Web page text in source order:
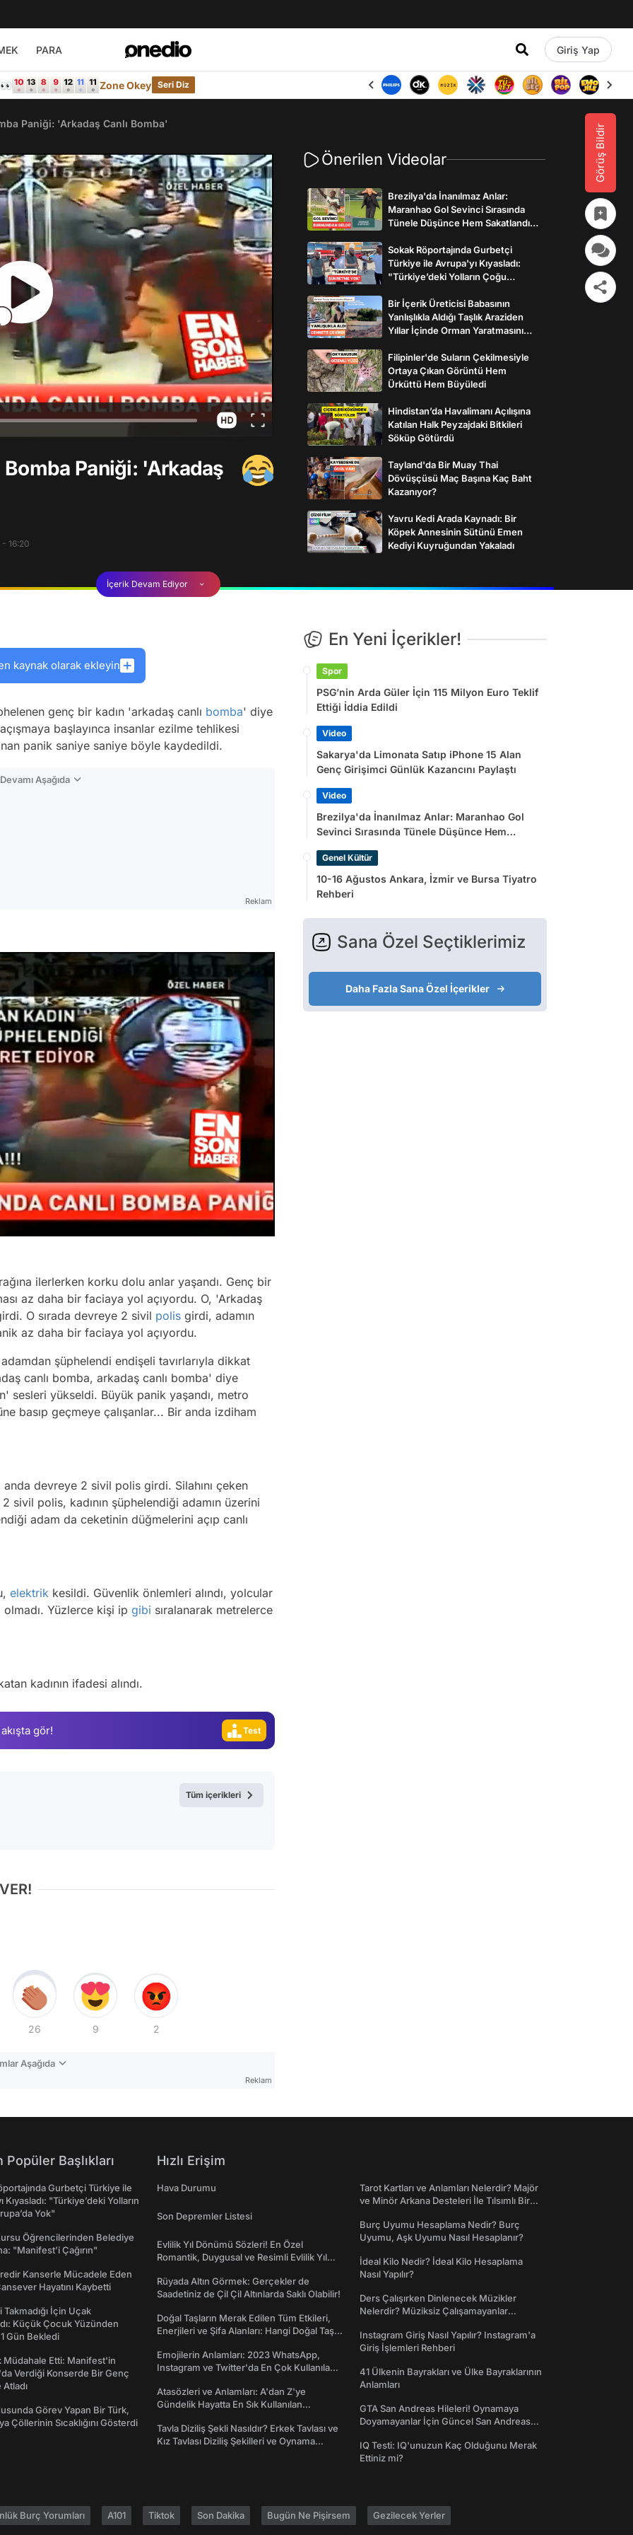
PARA Giriş Yap
Zone Okey Seri Diz
Görüş Bildir
Paniği: 'Arkadaş Canlı Bomba'
Paniği: 'Arkadaş
16:20
Önerilen Videolar
Brezilya'da İnanılmaz Anlar:
Maranhao Gol Sevinci Sırasında
Tünele Düşünce Hem Sakatlandı
Sokak Röportajında Gurbetçi
Türkiye ile Avrupa'yı Kıyasladı:
"Türkiye’deki Yolların Çoğu
Bir İçerik Üreticisi Babasının
Yanlışlıkla Aldığı Taşlık Araziden
Yıllar İçinde Orman Yaratmasını
Filipinler'de Suların Çekilmesiyle
Ortaya Çıkan Görüntü Hem
Ürküttü Hem Büyüledi
Hindistan’da Havalimanı Açılışına
Katılan Halk Peyzajdaki Bitkileri
Söküp Götürdü
Tayland'da Bir Muay Thai
Dövüşçüsü Maç Başına Kaç Baht
Kazanıyor?
Yavru Kedi Arada Kaynadı: Bir
Köpek Annesinin Sütünü Emen
Kediyi Kuyruğundan Yakaladı
İçerik Devam Ediyor
kaynak olarak ekleyin
genç bir kadın 'arkadaş canlı bomba' diye
başlayınca insanlar ezilme tehlikesi
panik saniye saniye böyle kaydedildi.
Aşağıda
Reklam
ilerlerken korku dolu anlar yaşandı. Genç bir
az daha bir faciaya yol açıyordu. O, 'Arkadaş
O sırada devreye 2 sivil polis girdi, adamın
az daha bir faciaya yol açıyordu.
şüphelendi endişeli tavırlarıyla dikkat
canlı bomba, arkadaş canlı bomba' diye
sesleri yükseldi. Büyük panik yaşandı, metro
basıp geçmeye çalışanlar... Bir anda izdiham
devreye 2 sivil polis girdi. Silahını çeken
sivil polis, kadının şüphelendiği adamın üzerini
adam da ceketinin düğmelerini açıp canlı
elektrik kesildi. Güvenlik önlemleri alındı, yolcular
Yüzlerce kişi ip gibi sıralanarak metrelerce
kadının ifadesi alındı.
gör!
Video
Test
Tüm içerikleri
26 9 2
Aşağıda
Reklam
En Yeni İçerikler!
Spor
PSG’nin Arda Güler İçin 115 Milyon Euro Teklif
Ettiği İddia Edildi
Video
Sakarya'da Limonata Satıp iPhone 15 Alan
Genç Girişimci Günlük Kazancını Paylaştı
Video
Brezilya'da İnanılmaz Anlar: Maranhao Gol
Sevinci Sırasında Tünele Düşünce Hem
Genel Kültür
10-16 Ağustos Ankara, İzmir ve Bursa Tiyatro
Rehberi
Sana Özel Seçtiklerimiz
Daha Fazla Sana Özel İçerikler
Popüler Başlıkları
Gurbetçi Türkiye ile
Kıyasladı: "Türkiye’deki Yolların
Yok"
Öğrencilerinden Belediye
"Manifest’i Çağırın"
Kanserle Mücadele Eden
Hayatını Kaybetti
İçin Uçak
Küçük Çocuk Yüzünden
Gün Bekledi
Müdahale Etti: Manifest'in
Verdiği Konserde Bir Genç
Görev Yapan Bir Türk,
Çöllerinin Sıcaklığını Gösterdi
Hızlı Erişim
Hava Durumu
Son Depremler Listesi
Evlilik Yıl Dönümü Sözleri! En Özel
Romantik, Duygusal ve Resimli Evlilik Yıl
Rüyada Altın Görmek: Gerçekler de
Saadetiniz de Çil Çil Altınlarda Saklı Olabilir!
Doğal Taşların Merak Edilen Tüm Etkileri,
Enerjileri ve Şifa Alanları: Hangi Doğal Taş
Emojilerin Anlamları: 2023 WhatsApp,
Instagram ve Twitter'da En Çok Kullanılan
Atasözleri ve Anlamları: A'dan Z'ye
Gündelik Hayatta En Sık Kullanılan
Tavla Diziliş Şekli Nasıldır? Erkek Tavlası ve
Kız Tavlası Diziliş Şekilleri ve Oynama
Tarot Kartları ve Anlamları Nelerdir? Majör
ve Minör Arkana Desteleri İle Tılsımlı Bir
Burç Uyumu Hesaplama Nedir? Burç
Uyumu, Aşk Uyumu Nasıl Hesaplanır?
İdeal Kilo Nedir? İdeal Kilo Hesaplama
Nasıl Yapılır?
Ders Çalışırken Dinlenecek Müzikler
Nelerdir? Müziksiz Çalışamayanlar
Instagram Giriş Nasıl Yapılır? Instagram'a
Giriş İşlemleri Rehberi
41 Ülkenin Bayrakları ve Ülke Bayraklarının
Anlamları
GTA San Andreas Hileleri! Oynamaya
Doyamayanlar İçin Güncel San Andreas
IQ Testi: IQ'unuzun Kaç Olduğunu Merak
Ettiniz mi?
Burç Yorumları A101 Tiktok Son Dakika Bugün Ne Pişirsem Gezilecek Yerler